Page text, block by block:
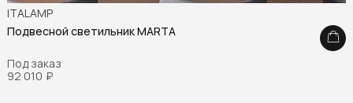
ITALAMP
Подвесной светильник MARTA
Под заказ
92 010 ₽